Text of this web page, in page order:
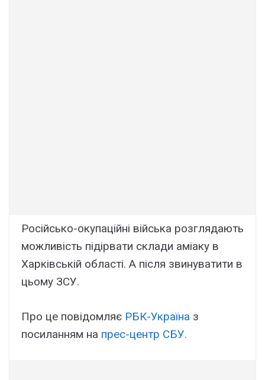
Російсько-окупаційні війська розглядають
можливість підірвати склади аміаку в
Харківській області. А після звинуватити в
цьому ЗСУ.
Про це повідомляє РБК-Україна з
посиланням на прес-центр СБУ.